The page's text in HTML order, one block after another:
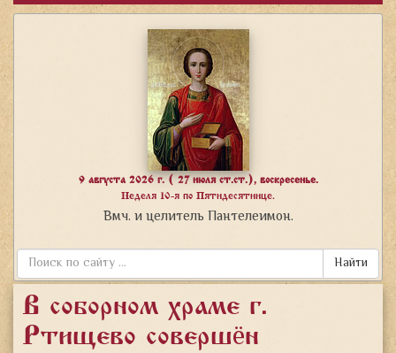
9 августа 2026 г. ( 27 июля ст.ст.), воскресенье.
Неделя 10-я по Пятидесятнице.
Вмч. и целитель Пантелеимон.
Найти
В соборном храме г.
Ртищево совершён